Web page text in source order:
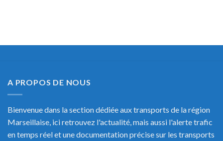
A PROPOS DE NOUS
Bienvenue dans la section dédiée aux transports de la région
Marseillaise, ici retrouvez l'actualité, mais aussi l'alerte trafic
en temps réel et une documentation précise sur les transports